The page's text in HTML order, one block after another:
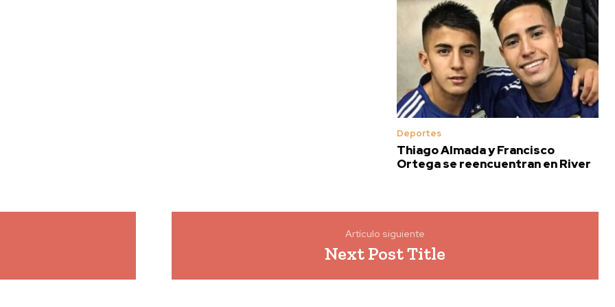
Deportes
Thiago Almada y Francisco
Ortega se reencuentran en River
Artículo siguiente
Next Post Title